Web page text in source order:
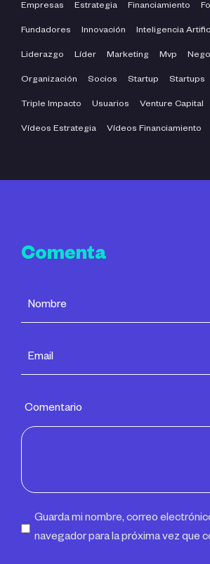
Empresas Estrategia Financiamiento
Fundadores Innovación Inteligencia
Liderazgo Líder Marketing Mvp
Organización Socios Startup Startups
Triple Impacto Usuarios Venture Capital
Vídeos Estrategia Vídeos Financiamiento
Comenta
Comentario
Guarda mi nombre, correo
navegador para la próxima vez que